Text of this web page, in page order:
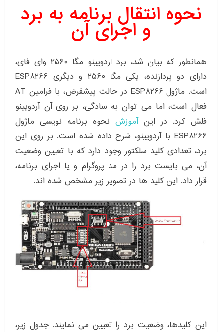
نحوه انتقال برنامه به برد
و اجرای آن
همانطور که بیان شد، برد اردویینو مگا ۲۵۶۰ وای فای،
دارای دو پردازنده، یکی مگا ۲۵۶۰ و دیگری ESP8266
است. ماژول ESP8266 در حالت پیشفرض، با فرامین AT
فعال است، اما می توان به سادگی، بر روی آن آردویینو
فلش کرد. در این آموزش نحوه برنامه نویسی ماژول
ESP8266 با آردویینو، شرح داده شده است. بر روی این
برد، تعدادی کلید سلکتور وجود دارد که با تعیین وضعیت
آن، می بایست برد را در مد پروگرام و یا اجرای برنامه،
قرار داد. این کلید ها در تصویر زیر مشخص شده اند.
این کلیدها، وضعیت برد را تعیین می نمایند. جدول زیر،